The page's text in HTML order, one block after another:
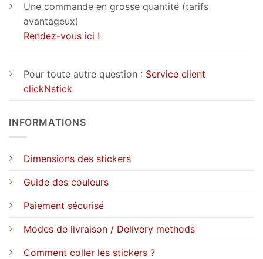
Une commande en grosse quantité (tarifs
avantageux)
Rendez-vous ici !
Pour toute autre question : Service client
clickNstick
INFORMATIONS
Dimensions des stickers
Guide des couleurs
Paiement sécurisé
Modes de livraison / Delivery methods
Comment coller les stickers ?